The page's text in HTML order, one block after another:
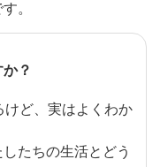
。
？
ど、実はよくわか
たちの生活とどう